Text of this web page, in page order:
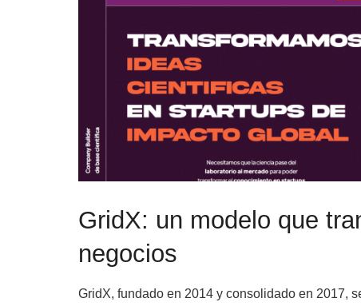
GridX: un modelo que
negocios
GridX, fundado en 2014 y consolidado en 2017,